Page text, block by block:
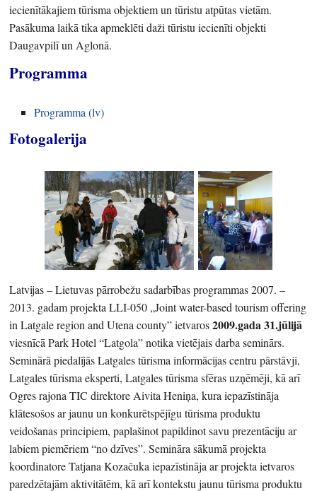
iecienītākajiem tūrisma objektiem un tūristu atpūtas vietām.
Pasākuma laikā tika apmeklēti daži tūristu iecienīti objekti
Daugavpilī un Aglonā.
Programma
Programma (lv)
Fotogalerija
Latvijas – Lietuvas pārrobežu sadarbības programmas 2007. –
2013. gadam projekta LLI-050 „Joint water-based tourism offering
in Latgale region and Utena county” ietvaros2009.gada 31.jūlijā
viesnīcā Park Hotel “Latgola” notika vietējais darba seminārs.
Seminārā piedalījās Latgales tūrisma informācijas centru pārstāvji,
Latgales tūrisma eksperti, Latgales tūrisma sfēras uzņēmēji, kā arī
Ogres rajona TIC direktore Aivita Heniņa, kura iepazīstināja
klātesošos ar jaunu un konkurētspējīgu tūrisma produktu
veidošanas principiem, paplašinot papildinot savu prezentāciju ar
labiem piemēriem “no dzīves”. Semināra sākumā projekta
koordinatore Tatjana Kozačuka iepazīstināja ar projekta ietvaros
paredzētajām aktivitātēm, kā arī kontekstu jaunu tūrisma produktu